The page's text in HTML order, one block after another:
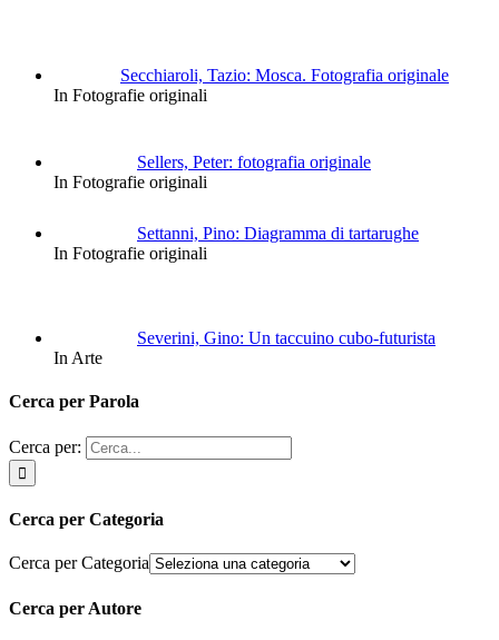
Secchiaroli, Tazio: Mosca. Fotografia originale
In Fotografie originali
Sellers, Peter: fotografia originale
In Fotografie originali
Settanni, Pino: Diagramma di tartarughe
In Fotografie originali
Severini, Gino: Un taccuino cubo-futurista
In Arte
Cerca per Parola
Cerca per:
Cerca per Categoria
Cerca per Categoria
Cerca per Autore